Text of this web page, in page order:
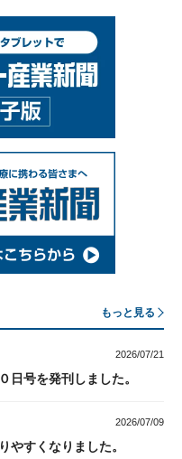
もっと見る
2026/07/21
日号を発刊しました。
2026/07/09
やすくなりました。